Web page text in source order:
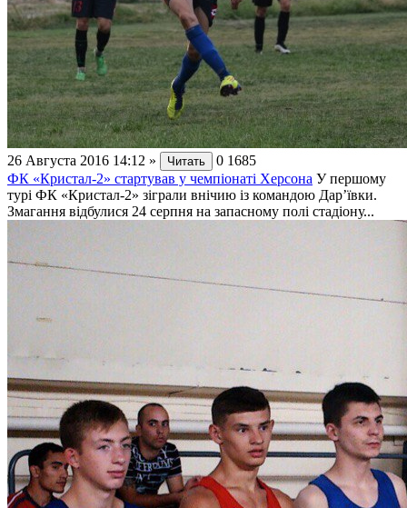
26 Августа 2016 14:12 » Читать 0 1685
ФК «Кристал-2» стартував у чемпіонаті Херсона У першому
турі ФК «Кристал-2» зіграли внічию із командою Дар’ївки.
Змагання відбулися 24 серпня на запасному полі стадіону...